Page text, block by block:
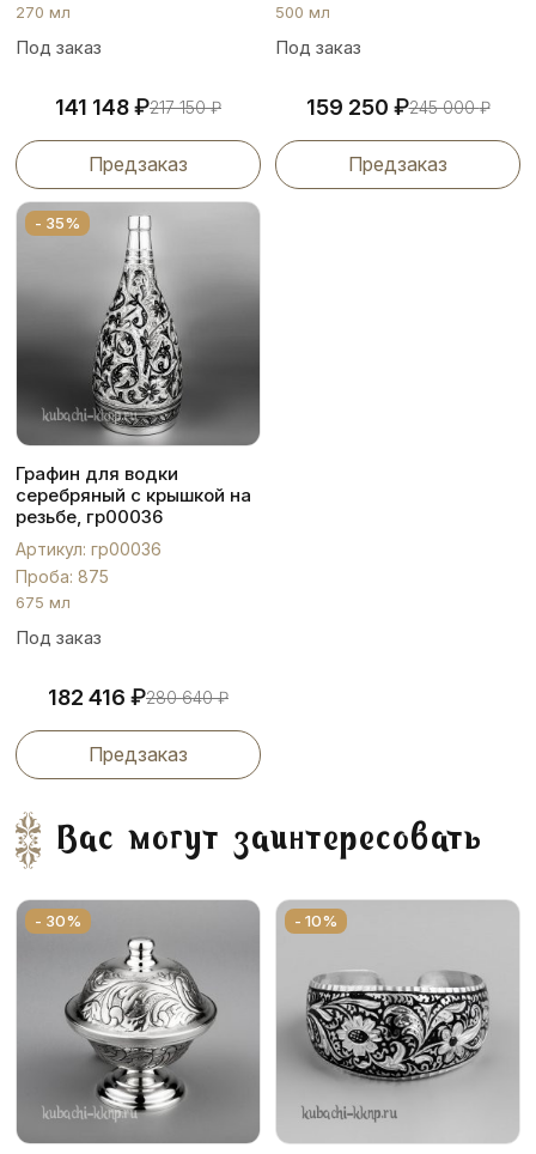
270 мл
Под заказ
141 148₽217 150₽
Предзаказ
500 мл
Под заказ
159 250 ₽245 000₽
Предзаказ
- 35%
Графин для водки
серебряный с крышкой на
резьбе, гр00036
Артикул: гр00036
Проба: 875
675 мл
Под заказ
182 416 ₽280 640₽
Предзаказ
Вас могут заинтересовать
- 30% - 10%